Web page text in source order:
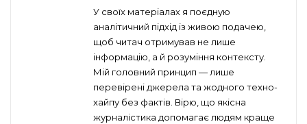
У своїх матеріалах я поєдную
аналітичний підхід із живою подачею,
щоб читач отримував не лише
інформацію, а й розуміння контексту.
Мій головний принцип — лише
перевірені джерела та жодного техно-
хайпу без фактів. Вірю, що якісна
журналістика допомагає людям краще